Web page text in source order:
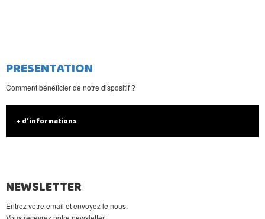
PRESENTATION
Comment bénéficier de notre dispositif ?
+ d'informations
NEWSLETTER
Entrez votre email et envoyez le nous.